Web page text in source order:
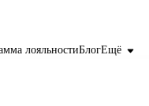
лояльностиБлогЕщё